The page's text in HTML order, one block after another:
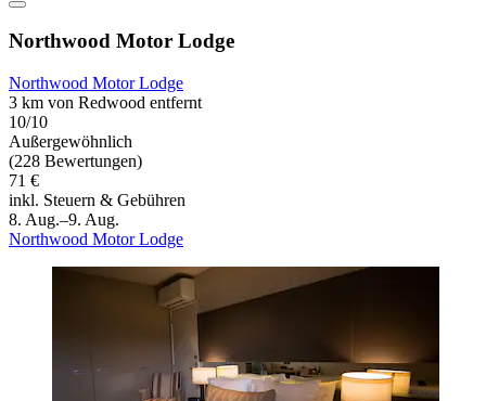
Northwood Motor Lodge
Northwood Motor Lodge
3 km von Redwood entfernt
10/10
Außergewöhnlich
(228 Bewertungen)
71 €
inkl. Steuern & Gebühren
8. Aug.–9. Aug.
Northwood Motor Lodge